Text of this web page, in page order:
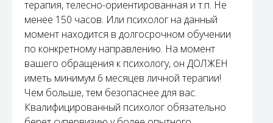
терапия, телесно-ориентированная и т.п. Не
менее 150 часов. Или психолог на данный
момент находится в долгосрочном обучении
по конкретному направлению. На момент
вашего обращения к психологу, он ДОЛЖЕН
иметь минимум 6 месяцев личной терапии!
Чем больше, тем безопаснее для вас.
Квалифицированный психолог обязательно